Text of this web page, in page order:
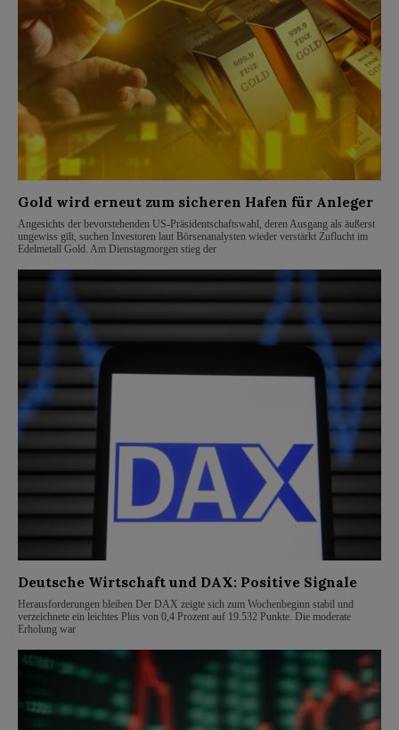
Gold wird erneut zum sicheren Hafen für Anleger
Angesichts der bevorstehenden US-Präsidentschaftswahl, deren Ausgang als äußerst
ungewiss gilt, suchen Investoren laut Börsenanalysten wieder verstärkt Zuflucht im
Edelmetall Gold. Am Dienstagmorgen stieg der
Deutsche Wirtschaft und DAX: Positive Signale
Herausforderungen bleiben Der DAX zeigte sich zum Wochenbeginn stabil und
verzeichnete ein leichtes Plus von 0,4 Prozent auf 19.532 Punkte. Die moderate
Erholung war